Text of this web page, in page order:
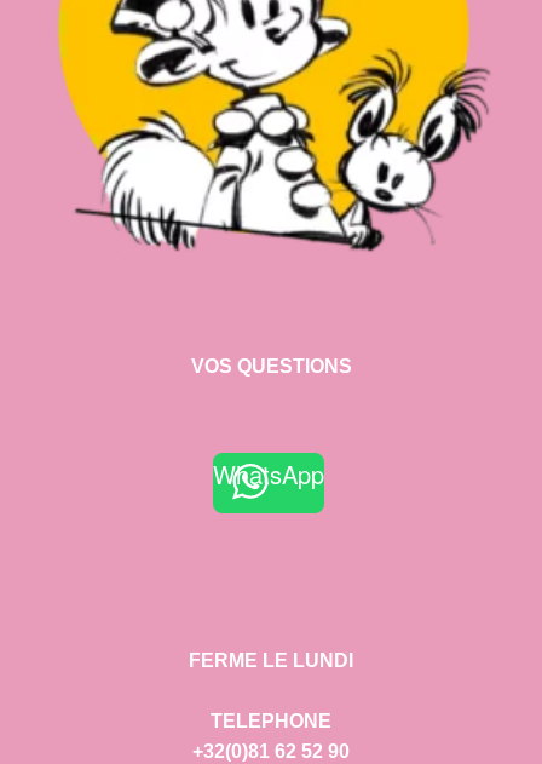
VOS QUESTIONS
WhatsApp
FERME LE LUNDI
TELEPHONE
+32(0)81 62 52 90